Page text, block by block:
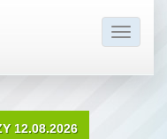
Pokaż/
12.08.2026